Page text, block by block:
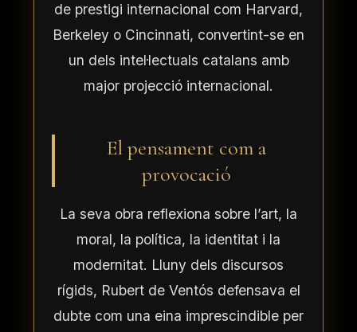
de prestigi internacional com Harvard,
Berkeley o Cincinnati, convertint-se en
un dels intel·lectuals catalans amb
major projecció internacional.
El pensament com a
provocació
La seva obra reflexiona sobre l’art, la
moral, la política, la identitat i la
modernitat. Lluny dels discursos
rígids, Rubert de Ventós defensava el
dubte com una eina imprescindible per